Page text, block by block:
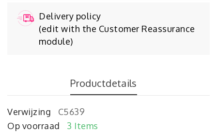
Delivery policy
(edit with the Customer Reassurance
module)
Productdetails
Verwijzing
C5639
Op voorraad
3 Items